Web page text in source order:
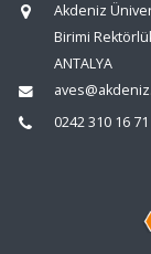
Akdeniz
Birimi
ANTALYA
0242 310 16 71